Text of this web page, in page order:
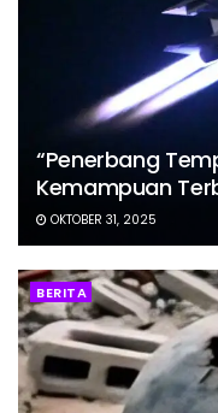
“Penerbang
Kemampuan
OKTOBER 31, 2025
BERITA